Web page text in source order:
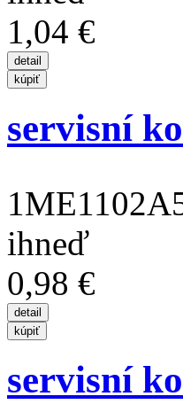
1,04 €
servisní
ihneď
0,98 €
servisní